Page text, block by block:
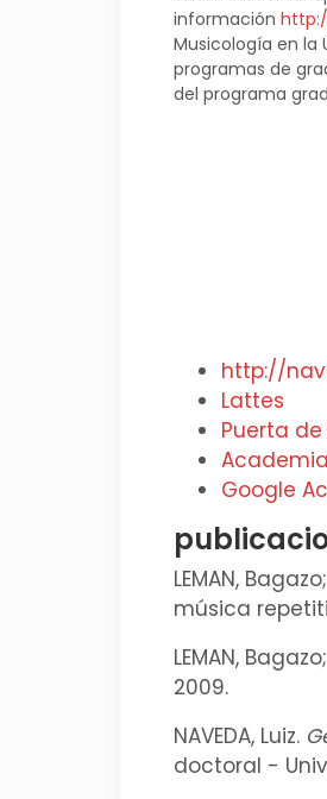
información
Musicología en la
programas de
del programa
http://
Lattes
Puerta
Google
LEMAN,
música
LEMAN,
2009.
NAVEDA, Luiz.
doctoral -